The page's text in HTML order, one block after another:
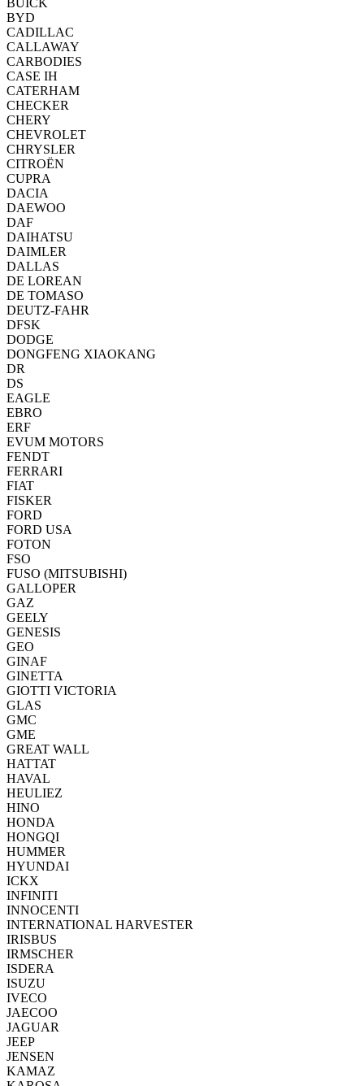
BUICK
BYD
CADILLAC
CALLAWAY
CARBODIES
CASE IH
CATERHAM
CHECKER
CHERY
CHEVROLET
CHRYSLER
CITROËN
CUPRA
DACIA
DAEWOO
DAF
DAIHATSU
DAIMLER
DALLAS
DE LOREAN
DE TOMASO
DEUTZ-FAHR
DFSK
DODGE
DONGFENG XIAOKANG
DR
DS
EAGLE
EBRO
ERF
EVUM MOTORS
FENDT
FERRARI
FIAT
FISKER
FORD
FORD USA
FOTON
FSO
FUSO (MITSUBISHI)
GALLOPER
GAZ
GEELY
GENESIS
GEO
GINAF
GINETTA
GIOTTI VICTORIA
GLAS
GMC
GME
GREAT WALL
HATTAT
HAVAL
HEULIEZ
HINO
HONDA
HONGQI
HUMMER
HYUNDAI
ICKX
INFINITI
INNOCENTI
INTERNATIONAL HARVESTER
IRISBUS
IRMSCHER
ISDERA
ISUZU
IVECO
JAECOO
JAGUAR
JEEP
JENSEN
KAMAZ